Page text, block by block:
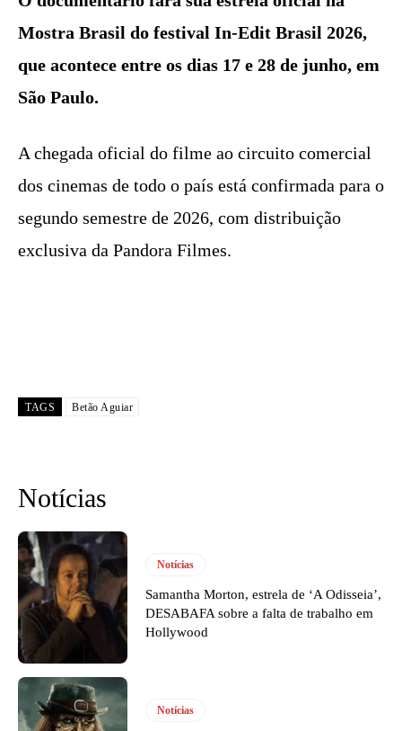
Mostra Brasil do festival In-Edit Brasil 2026,
que acontece entre os dias 17 e 28 de junho, em
São Paulo.
A chegada oficial do filme ao circuito comercial
dos cinemas de todo o país está confirmada para o
segundo semestre de 2026, com distribuição
exclusiva da Pandora Filmes.
TAGS Betão Aguiar
Notícias
Notícias
Samantha Morton, estrela de ‘A Odisseia’,
DESABAFA sobre a falta de trabalho em
Hollywood
Notícias